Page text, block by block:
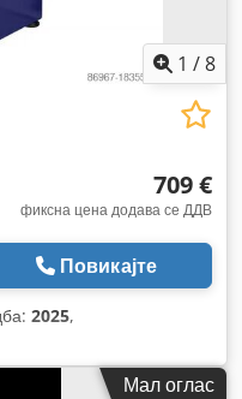
1 /8
709 €
фиксна цена додава се ДДВ
Повикајте
2025,
Мал оглас